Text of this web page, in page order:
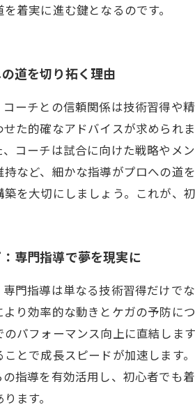
着実に進む鍵となるのです。
道を切り拓く理由
ーチとの信頼関係は技術習得や
た的確なアドバイスが求められ
コーチは試合に向けた戦略やメ
など、細かな指導がプロへの道
を大切にしましょう。これが、
専門指導で夢を現実に
門指導は単なる技術習得だけで
り効率的な動きとケガの予防
パフォーマンス向上に直結しま
とで成長スピードが加速します
指導を有効活用し、初心者でも
ます。